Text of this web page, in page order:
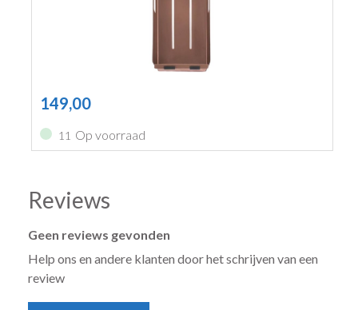
149,00
11 Op voorraad
Reviews
Geen reviews gevonden
Help ons en andere klanten door het schrijven van een
review